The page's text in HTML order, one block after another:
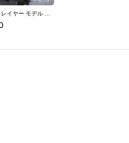
ゴブリンスレイヤー モデル 腕時計